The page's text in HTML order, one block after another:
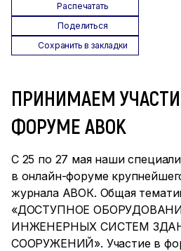
Распечатать
Поделиться
Сохранить в закладки
ПРИНИМАЕМ
ФОРУМЕ АВОК
С 25 по 27 мая наши
в онлайн-форуме
журнала АВОК. Общая
«ДОСТУПНОЕ
ИНЖЕНЕРНЫХ СИСТЕМ
СООРУЖЕНИЙ». Участие в